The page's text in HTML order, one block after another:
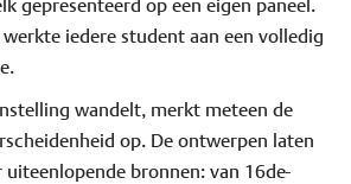
iedere student aan een volledig
wandelt, merkt meteen de
op. De ontwerpen laten
bronnen: van 16de-